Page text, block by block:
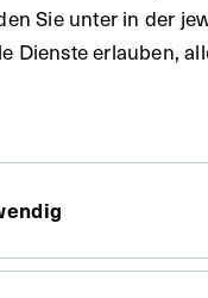
Wien
Papier
Sie unter in der
Dienste erlauben,